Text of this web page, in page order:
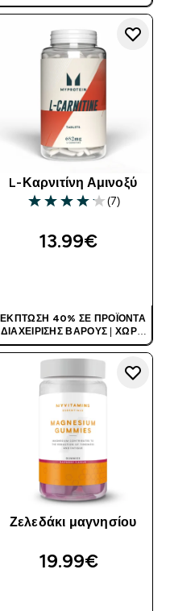
L-Καρνιτίνη Αμινοξύ
4.14 out of 5 stars
(7)
13.99€‎
ΈΚΠΤΩΣΗ 40% ΣΕ ΠΡΟΪΌΝΤΑ
ΔΙΑΧΕΊΡΙΣΗΣ ΒΆΡΟΥΣ
ΧΩΡΊΣ
ΚΩΔΙΚΌ
Ζελεδάκι μαγνησίου
19.99€‎